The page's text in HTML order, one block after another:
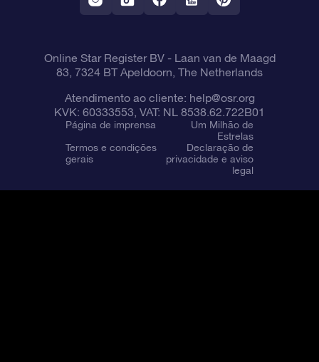
Online Star Register BV- Laan van de Maagd
83, 7324 BT Apeldoorn, The Netherlands
Atendimento ao cliente: help@osr.org
KVK: 60333553, VAT: NL 8538.62.722B01
Página de imprensa
Um Milhão de
Estrelas
Termos e condições
gerais
Declaração de
privacidade e aviso
legal